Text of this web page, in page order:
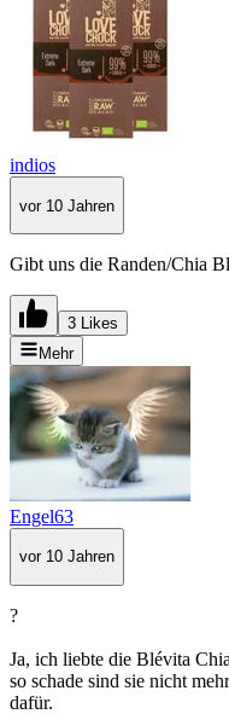
indios
vor 10 Jahren
Gibt uns die Randen/Chia
3 Likes
Mehr
Engel63
vor 10 Jahren
?
Ja, ich liebte die Blévita
so schade sind sie nicht
dafür.